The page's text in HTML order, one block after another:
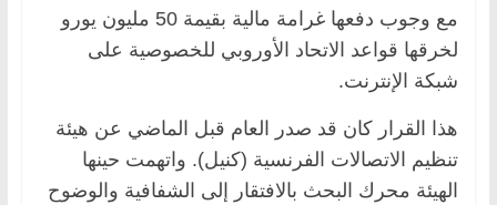
مع وجوب دفعها غرامة مالية بقيمة 50 مليون يورو
لخرقها قواعد الاتحاد الأوروبي للخصوصية على
شبكة الإنترنت.
هذا القرار كان قد صدر العام قبل الماضي عن هيئة
تنظيم الاتصالات الفرنسية (كنيل). واتهمت حينها
الهيئة محرك البحث بالافتقار إلى الشفافية والوضوح